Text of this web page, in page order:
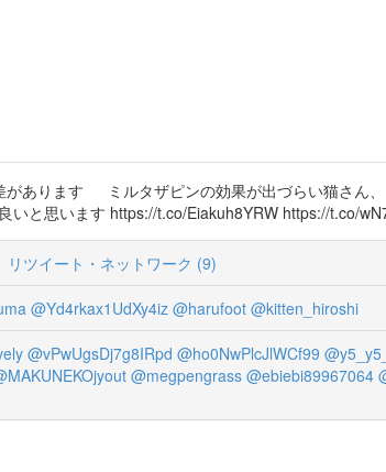
あります ミルタザピンの効果が出づらい猫さん
と思います https://t.co/Eiakuh8YRW https://t.co/
リツイート・ネットワーク (9)
@Yd4rkax1UdXy4iz @harufoot @kitten_hiroshi
@vPwUgsDj7g8IRpd @ho0NwPlcJlWCf99
@megpengrass @ebiebi89967064